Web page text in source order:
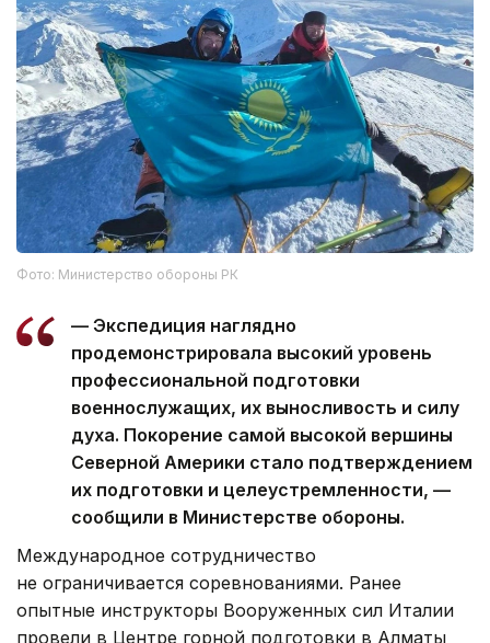
Фото: Министерство обороны РК
— Экспедиция наглядно
продемонстрировала высокий уровень
профессиональной подготовки
военнослужащих, их выносливость и силу
духа. Покорение самой высокой вершины
Северной Америки стало подтверждением
их подготовки и целеустремленности, —
сообщили в Министерстве обороны.
Международное сотрудничество
не ограничивается соревнованиями. Ранее
опытные инструкторы Вооруженных сил Италии
провели в Центре горной подготовки в Алматы